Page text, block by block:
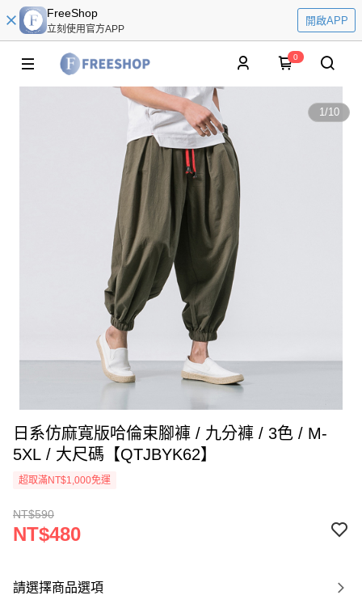
FreeShop
立刻使用官方APP
開啟APP
0
1/10
日系仿麻寬版哈倫束腳褲 / 九分褲 / 3色 / M-
5XL / 大尺碼【QTJBYK62】
超取滿NT$1,000免運
NT$590
NT$480
請選擇商品選項